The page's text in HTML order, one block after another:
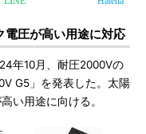
電圧が高い用途に対応
年10月、耐圧2000Vの
G5」を発表した。太陽
い用途に向ける。